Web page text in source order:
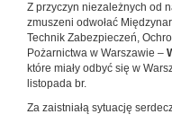
Z przyczyn niezależnych od
zmuszeni odwołać
Technik Zabezpieczeń,
Pożarnictwa w Warszawie –
które miały odbyć się w
listopada br.
Za zaistniałą sytuację